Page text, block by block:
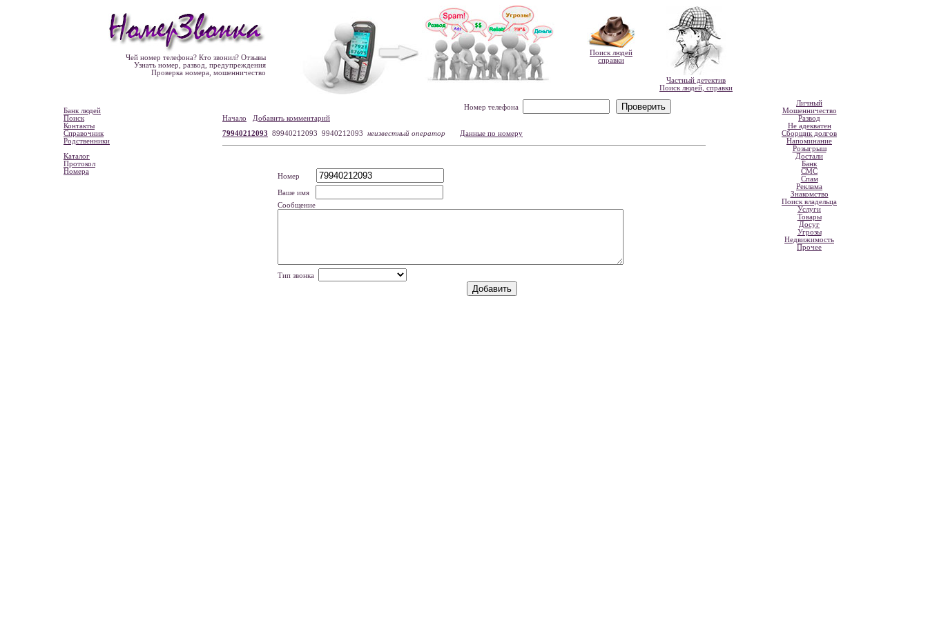
Чей номер телефона? Кто звонил? Отзывы
Узнать номер, развод, предупреждения
Проверка номера, мошенничество
Поиск людей
справки
Частный детектив
Поиск людей, справки
Банк людей
Поиск
Контакты
Справочник
Родственники
Каталог
Протокол
Номера
Номер телефона
Начало
Добавить комментарий
79940212093 89940212093 9940212093 неизвестный оператор Данные по номеру
Номер
Ваше имя
Сообщение
Тип звонка
Личный
Мошенничество
Развод
Не адекватен
Сборщик долгов
Напоминание
Розыгрыш
Достали
Банк
СМС
Спам
Реклама
Знакомство
Поиск владельца
Услуги
Товары
Досуг
Угрозы
Недвижимость
Прочее